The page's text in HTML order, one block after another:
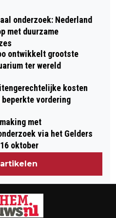
onderzoek: Nederland
met duurzame
ontwikkelt grootste
ter wereld
kosten
vordering
met
via het Gelders
oktober